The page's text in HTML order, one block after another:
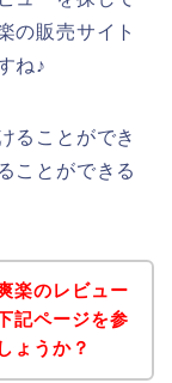
の販売サイト
ね♪
ることができ
ことができる
楽のレビュー
記ページを参
ょうか？